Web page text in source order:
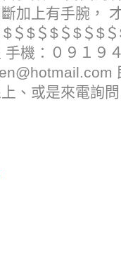
加上有手腕，
$＄$＄$＄$＄$
手機：０９１９
、或是來電詢